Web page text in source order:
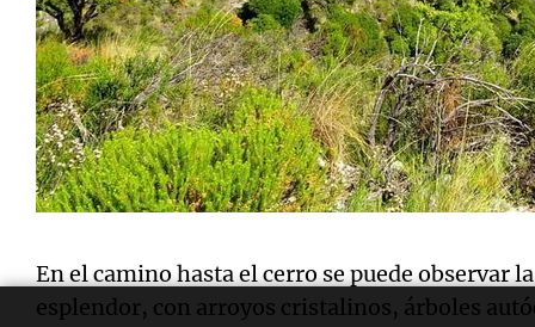
En el camino hasta el cerro se puede observar
esplendor, con arroyos cristalinos, árboles